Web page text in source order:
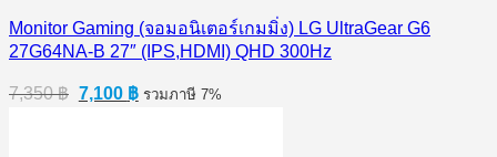
Monitor Gaming (จอมอนิเตอร์เกมมิ่ง) LG UltraGear G6
27G64NA-B 27″ (IPS,HDMI) QHD 300Hz
7,350฿ Original
price
7,100 ฿Current
price
รวมภาษี 7%